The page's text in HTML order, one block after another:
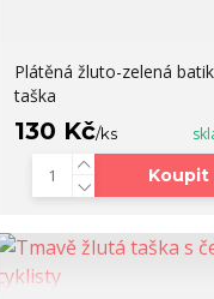
Plátěná žluto-zelená
taška
130 Kč/ks
Koupit